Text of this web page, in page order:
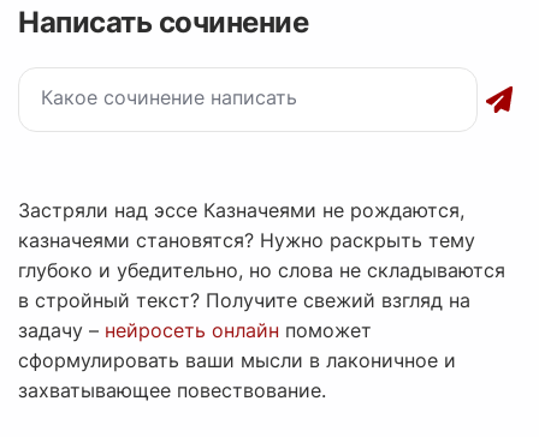
Написать сочинение
Застряли над эссе Казначеями не рождаются,
казначеями становятся? Нужно раскрыть тему
глубоко и убедительно, но слова не складываются
в стройный текст? Получите свежий взгляд на
задачу – нейросеть онлайн поможет
сформулировать ваши мысли в лаконичное и
захватывающее повествование.